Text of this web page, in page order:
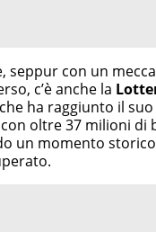
seppur con un
c’è anche la
ha raggiunto il
oltre 37 milioni di
un momento